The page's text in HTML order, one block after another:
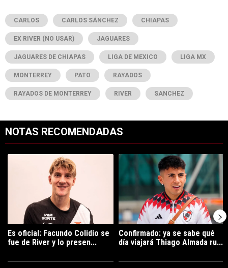
CARLOS CARLOS SÁNCHEZ CHIAPAS
EX RIVER (NO USAR) JAGUARES
JAGUARES DE CHIAPAS LIGA DE MEXICO LIGA MX
MONTERREY PATO RAYADOS
RAYADOS DE MONTERREY RIVER SANCHEZ
NOTAS RECOMENDADAS
Un artículo de tendencia con el título "Es oficial: Facundo Colidio
Es oficial: Facundo Colidio se
fue de River y lo presen...
Un artículo de tendencia con el
Confirmado: ya se sabe qué
día viajará Thiago Almada ru...